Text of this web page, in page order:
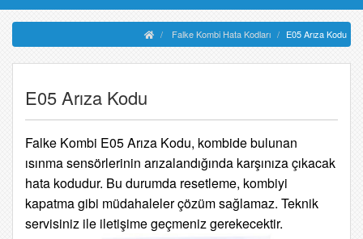
Falke Kombi Hata Kodları E05 Arıza Kodu
E05 Arıza Kodu
Falke Kombi E05 Arıza Kodu, kombide bulunan
ısınma sensörlerinin arızalandığında karşınıza çıkacak
hata kodudur. Bu durumda resetleme, kombiyi
kapatma gibi müdahaleler çözüm sağlamaz. Teknik
servisiniz ile iletişime geçmeniz gerekecektir.